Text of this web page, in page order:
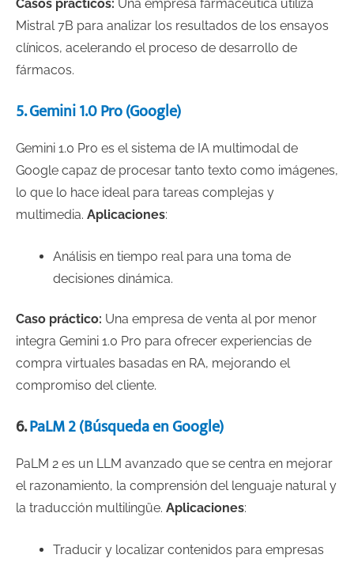
Casos prácticos: Una empresa farmacéutica utiliza
Mistral 7B para analizar los resultados de los ensayos
clínicos, acelerando el proceso de desarrollo de
fármacos.
5. Gemini 1.0 Pro (Google)
Gemini 1.0 Pro es el sistema de IA multimodal de
Google capaz de procesar tanto texto como imágenes,
lo que lo hace ideal para tareas complejas y
multimedia. Aplicaciones:
Análisis en tiempo real para una toma de
decisiones dinámica.
Caso práctico: Una empresa de venta al por menor
integra Gemini 1.0 Pro para ofrecer experiencias de
compra virtuales basadas en RA, mejorando el
compromiso del cliente.
6.PaLM 2 (Búsqueda en Google)
PaLM 2 es un LLM avanzado que se centra en mejorar
el razonamiento, la comprensión del lenguaje natural y
la traducción multilingüe. Aplicaciones:
Traducir y localizar contenidos para empresas